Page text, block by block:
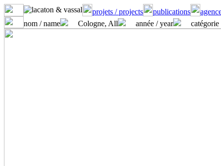
projets / projects publications
nom / name
Cologne, All année / year